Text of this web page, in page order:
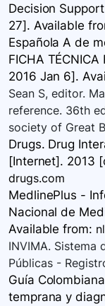
Decision
27]. Available
Española A de
FICHA
2016 Jan 6].
Sean S, editor.
reference. 36th
society of Great
Drugs. Drug
[Internet]. 2013
drugs.com
MedlinePlus -
Nacional de
Available from:
INVIMA. Sistema
Públicas -
Guía
temprana y